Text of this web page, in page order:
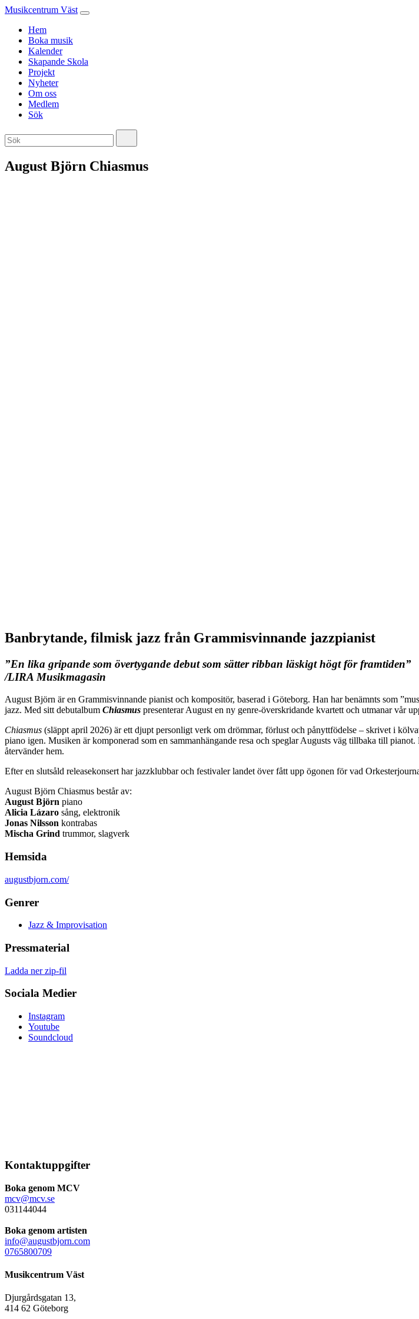
Musikcentrum Väst
Hem
Boka musik
Kalender
Skapande Skola
Projekt
Nyheter
Om oss
Medlem
Sök
August Björn Chiasmus
Banbrytande, filmisk jazz från Grammisvinnande jazzpianist
”En lika gripande som övertygande debut som sätter ribban läskigt högt för framtiden”
/LIRA Musikmagasin
August Björn är en Grammisvinnande pianist och kompositör, baserad i Göteborg. Han har benämnts som
jazz. Med sitt debutalbum Chiasmus presenterar August en ny genre-överskridande kvartett och utmanar vår
Chiasmus (släppt april 2026) är ett djupt personligt verk om drömmar, förlust och pånyttfödelse – skrivet i
piano igen. Musiken är komponerad som en sammanhängande resa och speglar Augusts väg tillbaka till
återvänder hem.
Efter en slutsåld releasekonsert har jazzklubbar och festivaler landet över fått upp ögonen för vad
August Björn Chiasmus består av:
August Björn piano
Alicia Lázaro sång, elektronik
Jonas Nilsson kontrabas
Mischa Grind trummor, slagverk
Hemsida
augustbjorn.com/
Genrer
Jazz & Improvisation
Pressmaterial
Ladda ner zip-fil
Sociala Medier
Instagram
Youtube
Soundcloud
Kontaktuppgifter
Boka genom MCV
mcv@mcv.se
031144044
Boka genom artisten
info@augustbjorn.com
0765800709
Musikcentrum Väst
Djurgårdsgatan 13,
414 62 Göteborg